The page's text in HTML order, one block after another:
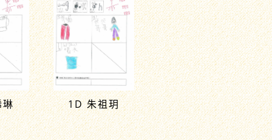
琳 1D 朱祖玥